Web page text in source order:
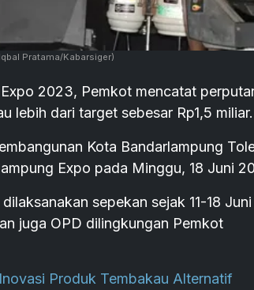
Pratama/Kabarsiger)
2023, Pemkot mencatat
lebih dari target sebesar Rp1,5 miliar.
Kota Bandarlampung
Expo pada Minggu, 18 Juni
sepekan sejak 11-18 Juni
juga OPD dilingkungan Pemkot
Produk Tembakau Alternatif